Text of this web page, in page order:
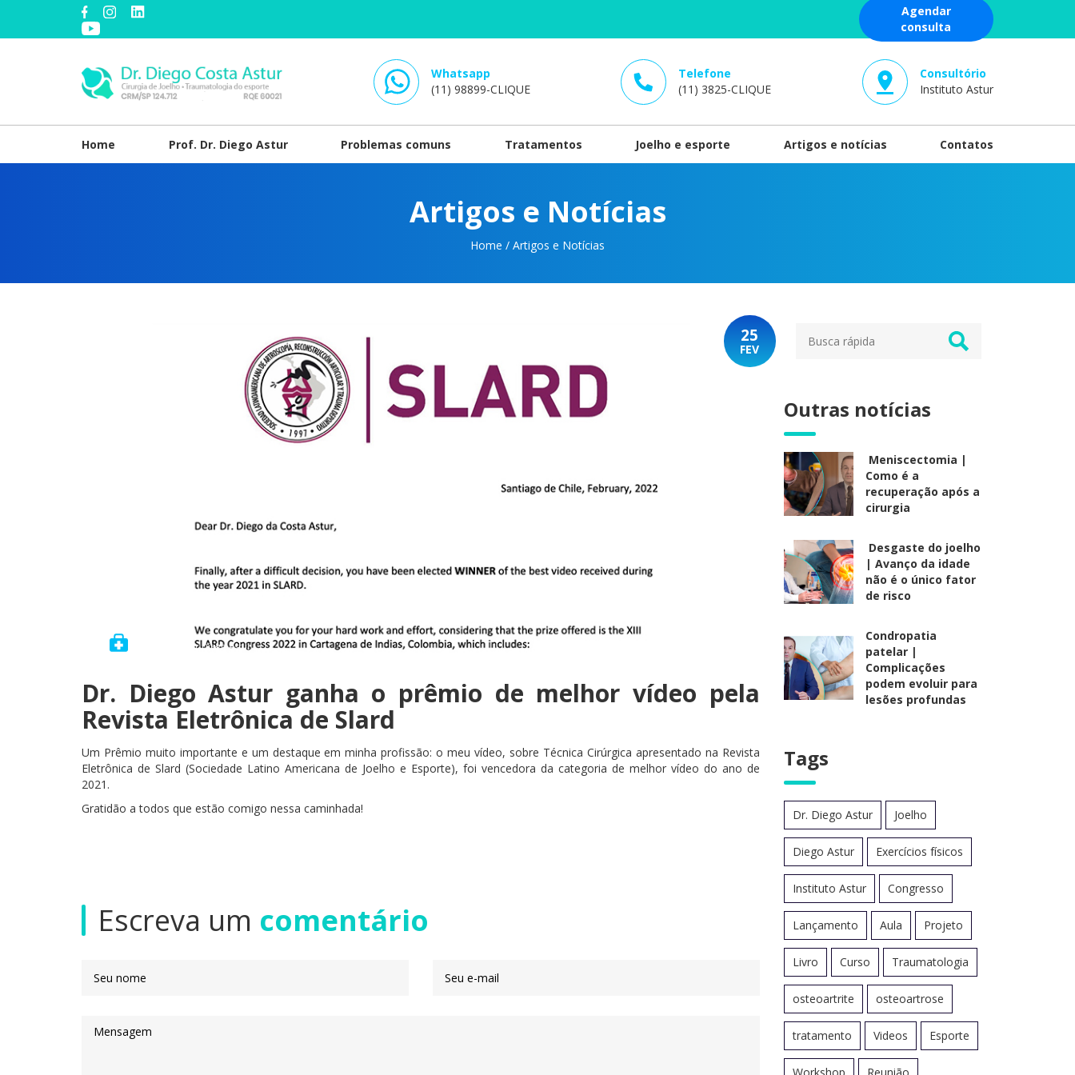
Agendar
consulta
Whatsapp
(11) 98899-CLIQUE
Telefone
(11) 3825-CLIQUE
Consultório
Instituto Astur
Home Prof. Dr. Diego Astur Problemas comuns Tratamentos Joelho e esporte Artigos e notícias Contatos
Artigos e Notícias
Home / Artigos e Notícias
25
FEV
Postado por: Dr Diego Astur
Dr. Diego Astur ganha o prêmio de melhor vídeo pela
Revista Eletrônica de Slard
Um Prêmio muito importante e um destaque em minha profissão: o meu vídeo, sobre Técnica Cirúrgica apresentado na Revista
Eletrônica de Slard (Sociedade Latino Americana de Joelho e Esporte), foi vencedora da categoria de melhor vídeo do ano de
2021.
Gratidão a todos que estão comigo nessa caminhada!
Escreva um comentário
Outras notícias
Meniscectomia |
Como é a
recuperação após a
cirurgia
Desgaste do joelho
| Avanço da idade
não é o único fator
de risco
Condropatia
patelar |
Complicações
podem evoluir para
lesões profundas
Tags
Dr. Diego Astur Joelho
Diego Astur Exercícios físicos
Instituto Astur Congresso
Lançamento Aula Projeto
Livro Curso Traumatologia
osteoartrite osteoartrose
tratamento Videos Esporte